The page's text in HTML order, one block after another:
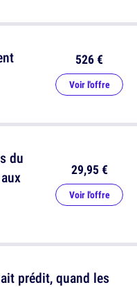
du
29,95 €
Voir l'offre
526 €
Voir l'offre
prédit, quand les